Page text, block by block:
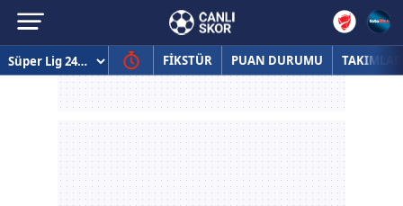
FİKSTÜR PUAN DURUMU TAKIMLAR